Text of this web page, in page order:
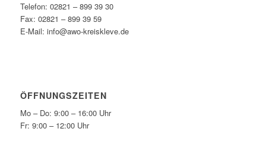
Telefon: 02821 – 899 39 30
Fax: 02821 – 899 39 59
E-Mail: info@awo-kreiskleve.de
ÖFFNUNGSZEITEN
Mo – Do: 9:00 – 16:00 Uhr
Fr: 9:00 – 12:00 Uhr